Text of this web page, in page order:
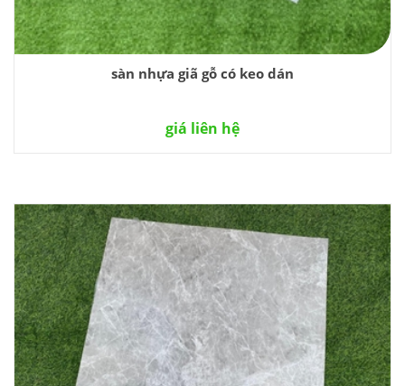
sàn nhựa giã gỗ có keo dán
giá liên hệ